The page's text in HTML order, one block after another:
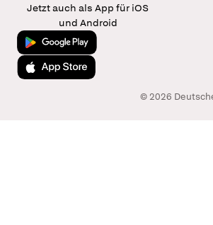
Jetzt auch als App für iOS
und Android
Jetzt bei Google Play
Laden im App Store
© 2026